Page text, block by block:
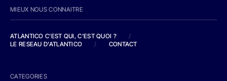
MIEUX NOUS CONNAITRE
ATLANTICO C'EST QUI, C'EST QUOI ?
/
LE RESEAU D'ATLANTICO
/ CONTACT
CATEGORIES